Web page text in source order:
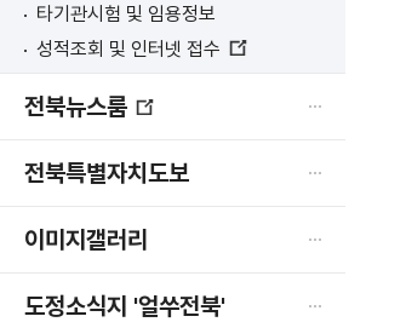
타기관시험 및 임용정보
성적조회 및 인터넷 접수
전북뉴스룸
창
열
전북특별자치도보
이미지갤러리
도정소식지 '얼쑤전북'